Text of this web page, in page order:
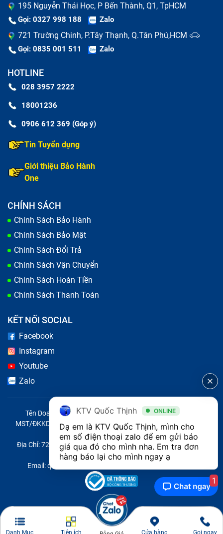
195 Nguyễn Thái Học, P Bến Thành, Q1, TpHCM
Gọi: 0327 998 188 Zalo
721 Trường Chinh, P.Tây Thạnh, Q.Tân Phú,HCM
Gọi: 0835 001 511 Zalo
HOTLINE
028 3957 2222
18001236
0906 612 369 (Góp ý)
Tin Tuyển dụng
Giới thiệu Bảo Hành
One
CHÍNH SÁCH
Chính Sách Bảo Hành
Chính Sách Bảo Mật
Chính Sách Đổi Trả
Chính Sách Vận Chuyển
Chính Sách Hoàn Tiền
Chính Sách Thanh Toán
KẾT NỐI SOCIAL
Facebook
Instagram
Youtube
Zalo
Tên Doanh Nghiệp: CÔNG TY TNHH CITY ONE VIỆT NAM
MST/ĐKKD/QĐTL: 0316569346 do sở KHĐT TP.HCM cấp ngày
14/04/2023
Địa Chỉ: 721 Trường Chinh, Phường Tây Thạnh, Quận Tân Phú,
Thành phố Hồ Chí Minh, Việt Nam
Email: quoc@baohanhone.com | Điện Thoại: 18001236
Danh Mục Tiện ích Cửa hàng Gọi ngay
KTV Quốc Thịnh ONLINE
Dạ em là KTV Quốc Thịnh, mình cho
em số điện thoại zalo để em gửi báo
giá qua đó cho mình nha. Em tra đơn
hàng báo lại cho mình ngay ạ
1